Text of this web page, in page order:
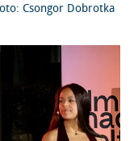
Csongor Dobrotka